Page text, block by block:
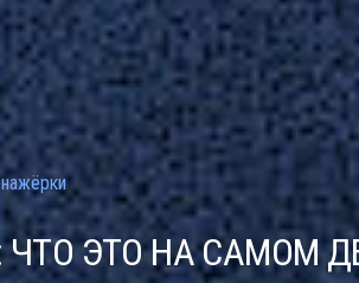
ЭТО НА САМОМ